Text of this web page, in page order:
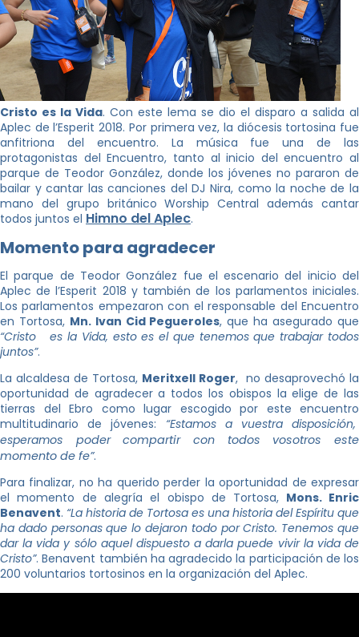
Cristo es la Vida. Con este lema se dio el disparo a salida al
Aplec de l’Esperit 2018. Por primera vez, la diócesis tortosina fue
anfitriona del encuentro. La música fue una de las
protagonistas del Encuentro, tanto al inicio del encuentro al
parque de Teodor González, donde los jóvenes no pararon de
bailar y cantar las canciones del DJ Nira, como la noche de la
mano del grupo británico Worship Central además cantar
todos juntos el Himno del Aplec.
Momento para agradecer
El parque de Teodor González fue el escenario del inicio del
Aplec de l’Esperit 2018 y también de los parlamentos iniciales.
Los parlamentos empezaron con el responsable del Encuentro
en Tortosa, Mn. Ivan Cid Pegueroles, que ha asegurado que
“Cristo es la Vida, esto es el que tenemos que trabajar todos
juntos”.
La alcaldesa de Tortosa, Meritxell Roger, no desaprovechó la
oportunidad de agradecer a todos los obispos la elige de las
tierras del Ebro como lugar escogido por este encuentro
multitudinario de jóvenes: “Estamos a vuestra disposición,
esperamos poder compartir con todos vosotros este
momento de fe”.
Para finalizar, no ha querido perder la oportunidad de expresar
el momento de alegría el obispo de Tortosa, Mons. Enric
Benavent. “La historia de Tortosa es una historia del Espíritu que
ha dado personas que lo dejaron todo por Cristo. Tenemos que
dar la vida y sólo aquel dispuesto a darla puede vivir la vida de
Cristo”. Benavent también ha agradecido la participación de los
200 voluntarios tortosinos en la organización del Aplec.